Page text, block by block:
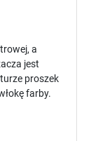
a
jest
proszek
farby.